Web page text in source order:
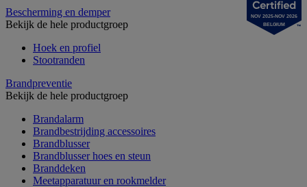
Bescherming en demper
Bekijk de hele productgroep
Hoek en profiel
Stootranden
Brandpreventie
Bekijk de hele productgroep
Brandalarm
Brandbestrijding accessoires
Brandblusser
Brandblusser hoes en steun
Branddeken
Meetapparatuur en rookmelder
NOV 2025-NOV 2026
BELGIUM